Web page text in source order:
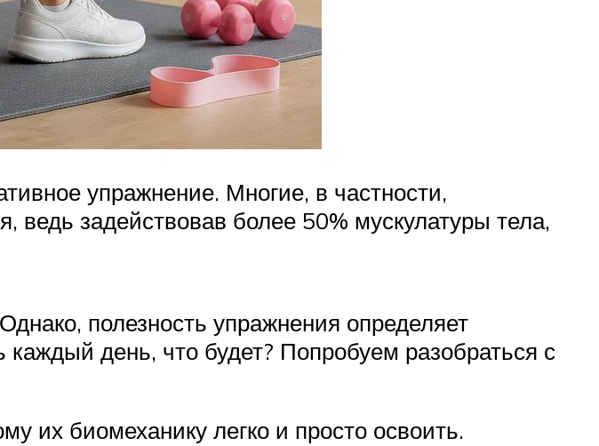
упражнение. Многие, в частности,
ведь задействовав более 50% мускулатуры тела,
полезность упражнения определяет
день, что будет? Попробуем разобраться с
их биомеханику легко и просто освоить.